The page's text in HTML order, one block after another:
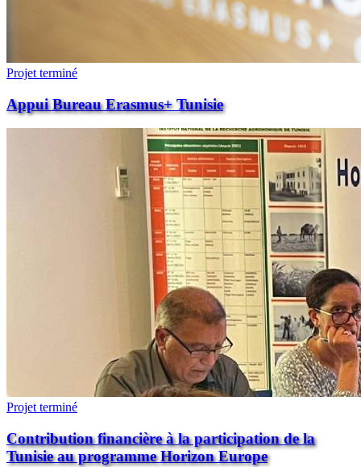
Projet terminé
Appui Bureau Erasmus+ Tunisie
Projet terminé
Contribution financière à la participation de la
Tunisie au programme Horizon Europe